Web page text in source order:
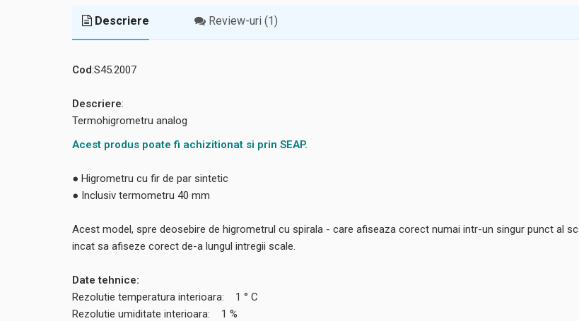
Descriere Review-uri (1)
Cod:S45.2007
Descriere:
Termohigrometru analog
Acest produs poate fi achizitionat si prin SEAP.
● Higrometru cu fir de par sintetic
● Inclusiv termometru 40 mm
Acest model, spre deosebire de higrometrul cu spirala - care afiseaza corect numai intr-un singur punct al
incat sa afiseze corect de-a lungul intregii scale.
Date tehnice:
Rezolutie temperatura interioara: 1 ° C
Rezolutie umiditate interioara: 1 %